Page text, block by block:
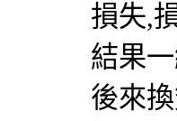
損失,
結果
後來